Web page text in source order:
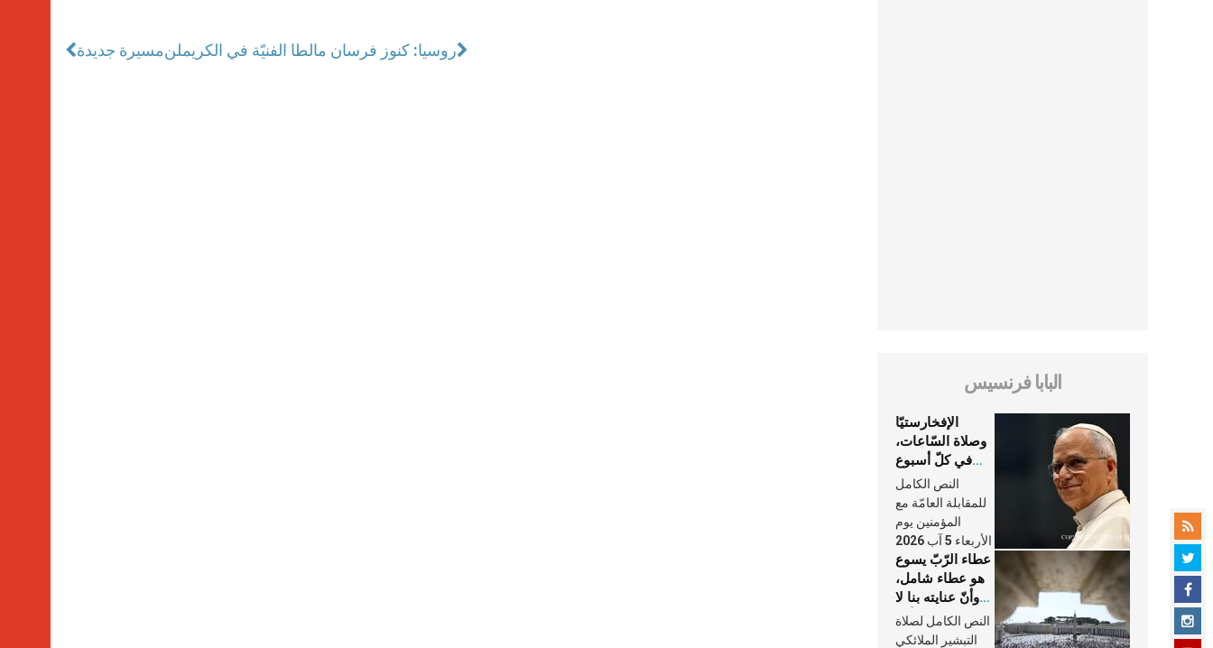
مسيرة جديدةروسيا: كنوز فرسان مالطا الفنيّة في الكريملن
البابا فرنسيس
الإفخارستيّا
وصلاة السّاعات،
في كلّ أسبوع
وكلّ يوم، هما
النَّفَس في حياة
الكنيسة
النص الكامل
للمقابلة العامّة مع
المؤمنين يوم
الأربعاء 5 آب 2026
عطاء الرّبّ يسوع
هو عطاء شامل،
وأنّ عنايته بنا لا
تغيب عنّا أبدًا
النص الكامل لصلاة
التبشير الملائكي